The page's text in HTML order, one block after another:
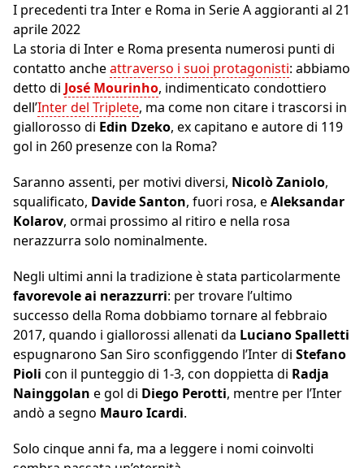
I precedenti tra Inter e Roma in Serie A aggioranti al 21
aprile 2022
La storia di Inter e Roma presenta numerosi punti di
contatto ancheattraverso i suoi protagonisti: abbiamo
detto di José Mourinho, indimenticato condottiero
dell’Inter del Triplete, ma come non citare i trascorsi in
giallorosso di Edin Dzeko, ex capitano e autore di 119
gol in 260 presenze con la Roma?
Saranno assenti, per motivi diversi, Nicolò Zaniolo,
squalificato, Davide Santon, fuori rosa, eAleksandar
Kolarov, ormai prossimo al ritiro e nella rosa
nerazzurra solo nominalmente.
Negli ultimi anni la tradizione è stata particolarmente
favorevole ai nerazzurri: per trovare l’ultimo
successo della Roma dobbiamo tornare al febbraio
2017, quando i giallorossi allenati da Luciano Spalletti
espugnarono San Siro sconfiggendo l’Inter di Stefano
Pioli con il punteggio di 1-3, con doppietta di Radja
Nainggolan e gol di Diego Perotti, mentre per l’Inter
andò a segno Mauro Icardi.
Solo cinque anni fa, ma a leggere i nomi coinvolti